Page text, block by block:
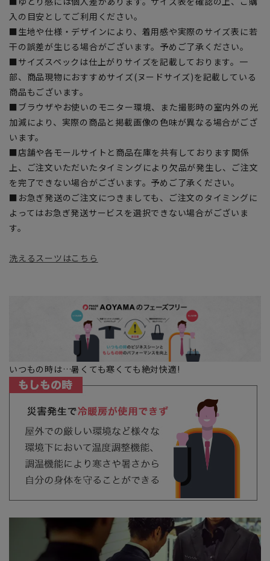
入の目安としてご利用ください。
■生地や仕様・デザインにより、着用感や実際のサイズ表に若
干の誤差が生じる場合がございます。予めご了承ください。
■サイズスペックは仕上がりサイズを記載しております。一
部、商品現物におすすめサイズ(ヌードサイズ)を記載している
商品もございます。
■ブラウザやお使いのモニター環境、また撮影時の室内外の光
加減により、実際の商品と掲載画像の色味が異なる場合がござ
います。
■店舗や各モールサイトと商品在庫を共有しております関係
上、ご注文いただいたタイミングにより欠品が発生し、ご注文
を完了できない場合がございます。予めご了承ください。
■お急ぎ発送のご注文につきましても、ご注文のタイミングに
よってはお急ぎ発送サービスを選択できない場合がございま
す。
洗えるスーツはこちら
いつもの時は…暑くても寒くても絶対快適!